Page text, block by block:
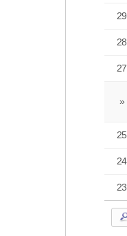
29
28
27
»
25
24
23